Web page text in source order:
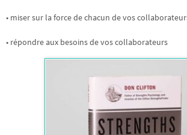
• miser sur la force de chacun de vos
• répondre aux besoins de vos collaborateurs